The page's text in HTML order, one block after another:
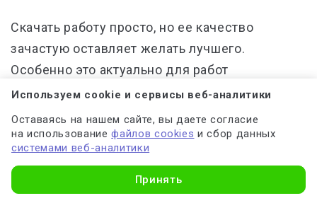
Скачать работу просто, но ее качество
зачастую оставляет желать лучшего.
Особенно это актуально для работ
юридической направленности, так как
законодательство часто меняется и данные
устаревают. К тому же, качество выполнения
бесплатного реферата, курсовой работы, или
дипломной является низким, в то время как
авторы работающие на заказ стремятся к
Используем cookie и сервисы веб-аналитики
Оставаясь на нашем сайте, вы даете согласие
на использованиефайлов cookies и сбор данных
системами веб-аналитики
Принять